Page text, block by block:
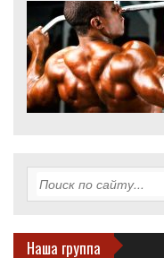
Наша группа